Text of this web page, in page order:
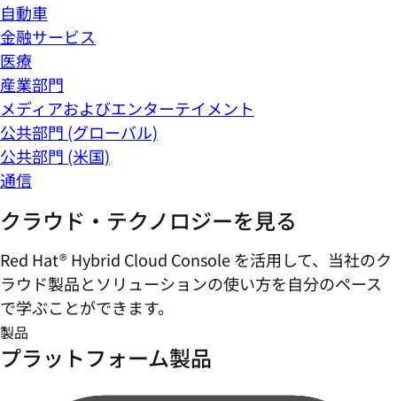
自動車
金融サービス
医療
産業部門
メディアおよびエンターテイメント
公共部門 (グローバル)
公共部門 (米国)
通信
クラウド・テクノロジーを見る
Red Hat® Hybrid Cloud Console を活用して、当社のク
ラウド製品とソリューションの使い方を自分のペース
で学ぶことができます。
製品
プラットフォーム製品